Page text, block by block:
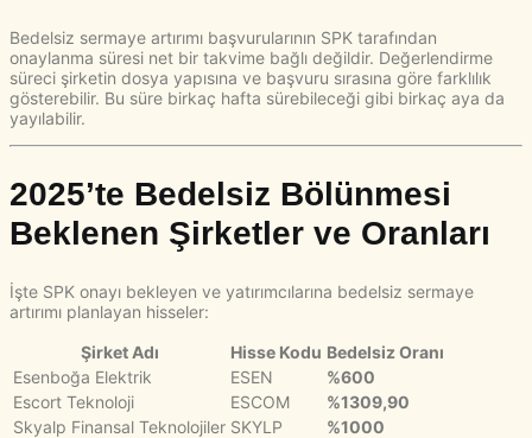
Bedelsiz sermaye artırımı başvurularının SPK tarafından
onaylanma süresi net bir takvime bağlı değildir. Değerlendirme
süreci şirketin dosya yapısına ve başvuru sırasına göre farklılık
gösterebilir. Bu süre birkaç hafta sürebileceği gibi birkaç aya da
yayılabilir.
2025’te Bedelsiz Bölünmesi
Beklenen Şirketler ve Oranları
İşte SPK onayı bekleyen ve yatırımcılarına bedelsiz sermaye
artırımı planlayan hisseler:
Şirket Adı
Hisse Kodu Bedelsiz Oranı
Esenboğa Elektrik
ESEN
%600
Escort Teknoloji
ESCOM
%1309,90
Skyalp Finansal Teknolojiler SKYLP
%1000